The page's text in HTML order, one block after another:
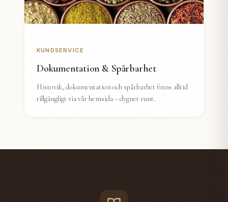
KUNDSERVICE
Dokumentation & Spårbarhet
Historik, dokumentation och spårbarhet finns alltid
tillgängligt via vår hemsida – dygnet runt.